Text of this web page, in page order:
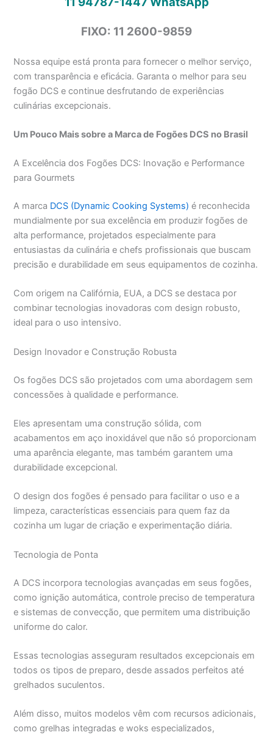
FIXO: 11 2600-9859
Nossa equipe está pronta para fornecer o melhor serviço,
com transparência e eficácia. Garanta o melhor para seu
fogão DCS e continue desfrutando de experiências
culinárias excepcionais.
Um Pouco Mais sobre a Marca de Fogões DCS no Brasil
A Excelência dos Fogões DCS: Inovação e Performance
para Gourmets
A marca DCS (Dynamic Cooking Systems) é reconhecida
mundialmente por sua excelência em produzir fogões de
alta performance, projetados especialmente para
entusiastas da culinária e chefs profissionais que buscam
precisão e durabilidade em seus equipamentos de cozinha.
Com origem na Califórnia, EUA, a DCS se destaca por
combinar tecnologias inovadoras com design robusto,
ideal para o uso intensivo.
Design Inovador e Construção Robusta
Os fogões DCS são projetados com uma abordagem sem
concessões à qualidade e performance.
Eles apresentam uma construção sólida, com
acabamentos em aço inoxidável que não só proporcionam
uma aparência elegante, mas também garantem uma
durabilidade excepcional.
O design dos fogões é pensado para facilitar o uso e a
limpeza, características essenciais para quem faz da
cozinha um lugar de criação e experimentação diária.
Tecnologia de Ponta
A DCS incorpora tecnologias avançadas em seus fogões,
como ignição automática, controle preciso de temperatura
e sistemas de convecção, que permitem uma distribuição
uniforme do calor.
Essas tecnologias asseguram resultados excepcionais em
todos os tipos de preparo, desde assados perfeitos até
grelhados suculentos.
Além disso, muitos modelos vêm com recursos adicionais,
como grelhas integradas e woks especializados,